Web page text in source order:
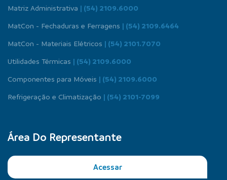
Matriz Administrativa | (54) 2109.6000
MatCon - Fechaduras e Ferragens | (54) 2109.6464
MatCon - Materiais Elétricos | (54) 2101.7070
Utilidades Térmicas | (54) 2109.6000
Componentes para Móveis | (54) 2109.6000
Refrigeração e Climatização | (54) 2101-7099
Área Do Representante
Acessar